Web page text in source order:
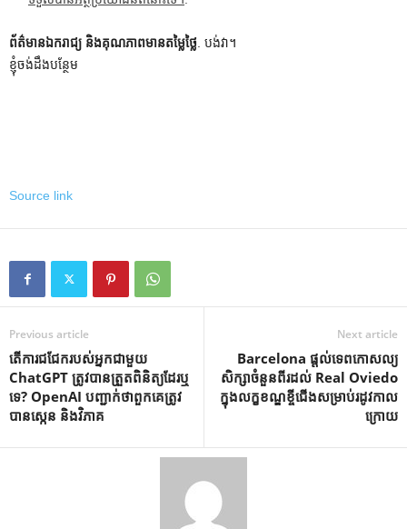
ព័ត៌មានឯករាជ្យ និងគុណភាពមានតម្លៃថ្លៃ. បង់វា។
ខ្ញុំចង់ដឹងបន្ថែម
Source link
Previous article
តើការជជែករបស់អ្នកជាមួយ
ChatGPT ត្រូវបានត្រួតពិនិត្យដែរឬ
ទេ? OpenAI បញ្ជាក់ថាពួកគេត្រូវ
បានស្កេន និងវិភាគ
Next article
Barcelona ផ្តល់​ទេពកោសល្យ​
សិក្សា​ចំនួន​ពីរ​ដល់​ Real Oviedo
ក្នុង​លក្ខខណ្ឌ​ខ្ចី​ជើង​សម្រាប់​រដូវ​កាល​
ក្រោយ